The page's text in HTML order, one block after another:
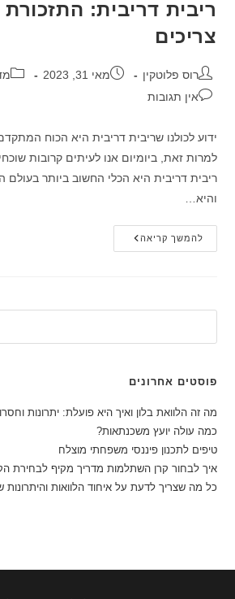
ריבית דריבית: התזכורת
צריכים
מחבר:רוס פלוטקין פורסם:
מאי 31, 2023
תגובות:אין תגובות
ידוע לכולנו שריבית דריבית היא הכוח
למרות זאת, ביומיום אנו לעיתים קרובות
ריבית דריבית היא הכלי החשוב ביותר בעולם
והיא…
להמשך קריאהריבית
דריבית:
פוסטים אחרונים
מה זה הלוואת בלון ואיך היא פועלת: יתרונות
כמה עולה יועץ משכנתאות?
טיפים לתכנון פיננסי משפחתי מוצלח
איך לבחור קרן השתלמות מדריך מקיף לבחירת
כל מה שצריך לדעת על איחוד הלוואות והיתרונות